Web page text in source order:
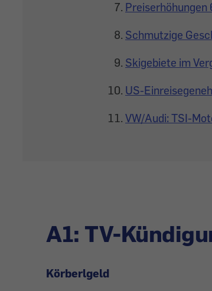
Preiserhöhungen
Schmutzige
Skigebiete im
US-
VW/Audi: TSI-
A1: TV-
Körberlgeld